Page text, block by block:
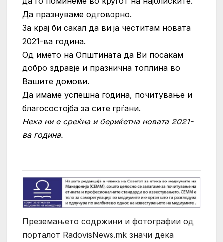
Да празнуваме одговорно.
За крај би сакал да ви ја честитам новата
2021-ва година.
Од името на Општината да Ви посакам
добро здравје и празнична топлина во
Вашите домови.
Да имаме успешна година, почитување и
благосостојба за сите грѓани.
Нека ни е среќна и бериќетна новата 2021-
ва година.
Преземањето содржини и фотографии од
порталот RadovisNews.mk значи дека